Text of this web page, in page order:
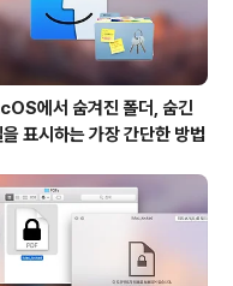
에서 숨겨진 폴더, 숨긴
표시하는 가장 간단한 방법